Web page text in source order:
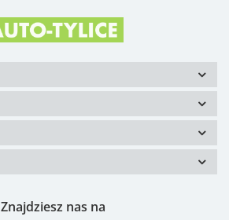
Znajdziesz nas na